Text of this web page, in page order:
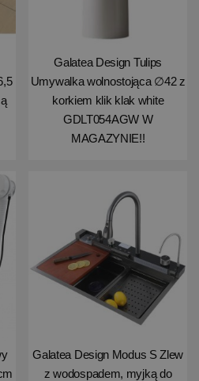
Galatea Design Tulips
Umywalka wolnostojąca ∅42 z
korkiem klik klak white
GDLT054AGW W
MAGAZYNIE!!
Galatea Design Modus S Zlew
z wodospadem, myjką do